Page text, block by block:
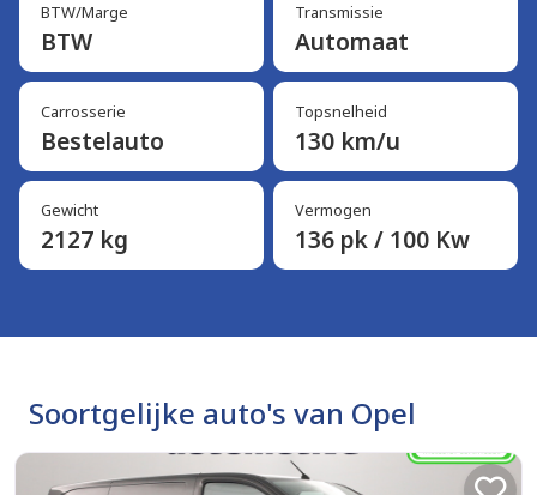
BTW/Marge
BTW
Transmissie
Automaat
Carrosserie
Bestelauto
Topsnelheid
130 km/u
Gewicht
2127 kg
Vermogen
136 pk / 100 Kw
Soortgelijke auto's van Opel